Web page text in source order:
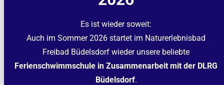
Es ist wieder soweit:
Auch im Sommer 2026 startet im Naturerlebnisbad
Freibad Büdelsdorf wieder unsere beliebte
Ferienschwimmschule in Zusammenarbeit mit der DLRG
Büdelsdorf.